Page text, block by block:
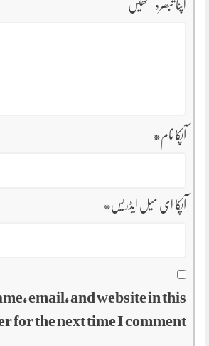
اپنا تبصرہ لکھیں
آپکا نام*
آپکا ای میل ایڈریس*
email, and website in this
for the next time I comment.